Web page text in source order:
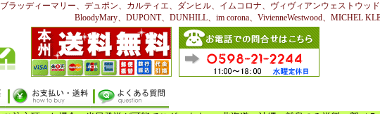
ブラッディーマリー、デュポン、カルティエ、ダンヒル、イムコロナ、ヴィヴィアンウェストウッド
BloodyMary、DUPONT、DUNHILL、im corona、VivienneWestwood、MICHEL